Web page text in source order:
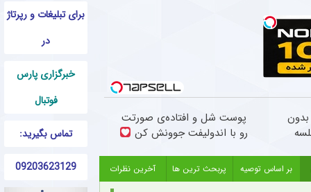
برای تبلیغات و رپرتاژ
در
خبرگزاری پارس
فوتبال
تماس بگیرید:
09203623129
بدون
پوست شل و افتاده‌ی صورتت
رو با اندولیفت جوونش کن
بر اساس توصیه پربحث ترین ها آخرین نظرات